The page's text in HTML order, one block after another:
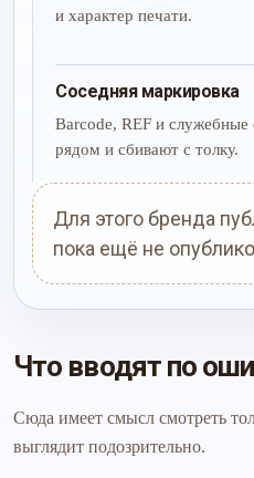
и характер печати.
Соседняя маркировка
Barcode, REF и служебные
рядом и сбивают с толку.
Для этого бренда
пока ещё не
Что вводят по
Сюда имеет смысл смотреть
выглядит подозрительно.